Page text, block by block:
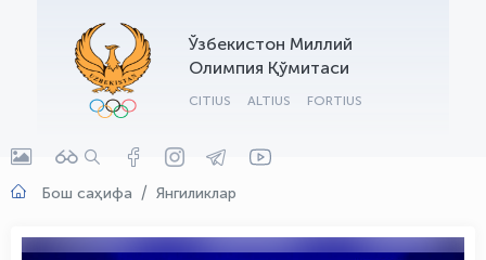
Ўзбекистон Миллий
Олимпия Қўмитаси
CITIUS ALTIUS FORTIUS
Бош саҳифа Янгиликлар
OLYMPCHIK AI - yordamchi
Онлайн · olympic.uz